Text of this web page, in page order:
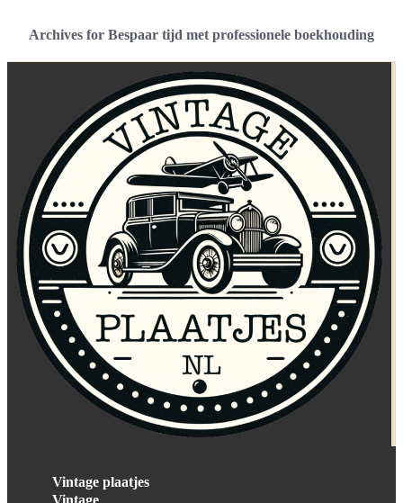
Archives for Bespaar tijd met professionele boekhouding
Vintage plaatjes
Vintage